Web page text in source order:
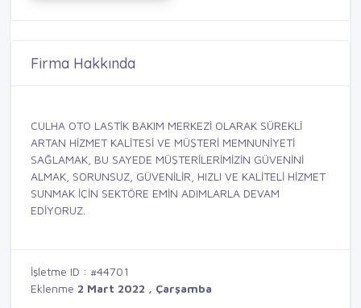
Firma Hakkında
CULHA OTO LASTİK BAKIM MERKEZİ OLARAK SÜREKLİ
ARTAN HİZMET KALİTESİ VE MÜŞTERİ MEMNUNİYETİ
SAĞLAMAK, BU SAYEDE MÜŞTERİLERİMİZİN GÜVENİNİ
ALMAK, SORUNSUZ, GÜVENİLİR, HIZLI VE KALİTELİ HİZMET
SUNMAK İÇİN SEKTÖRE EMİN ADIMLARLA DEVAM
EDİYORUZ.
İşletme ID : #44701
Eklenme 2 Mart 2022 , Çarşamba